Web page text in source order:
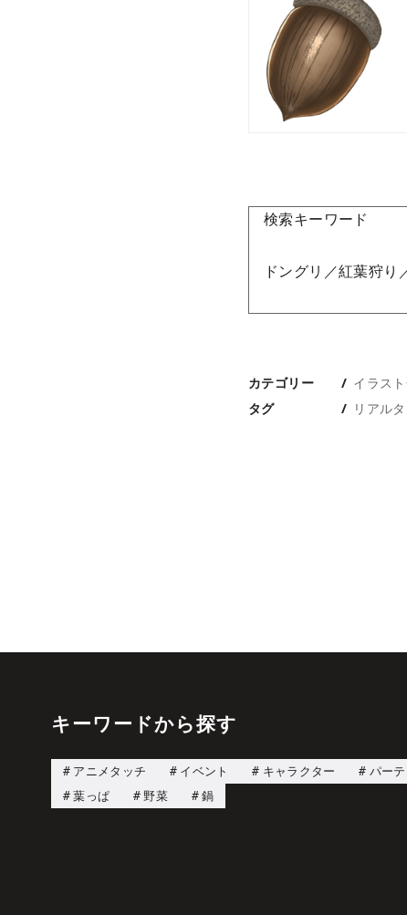
検索キーワード
ドングリ／紅葉狩
カテゴリー イラス
タグ
リアル
キーワードから探す
アニメタッチ イベント キャラクター パー
葉っぱ
野菜 鍋